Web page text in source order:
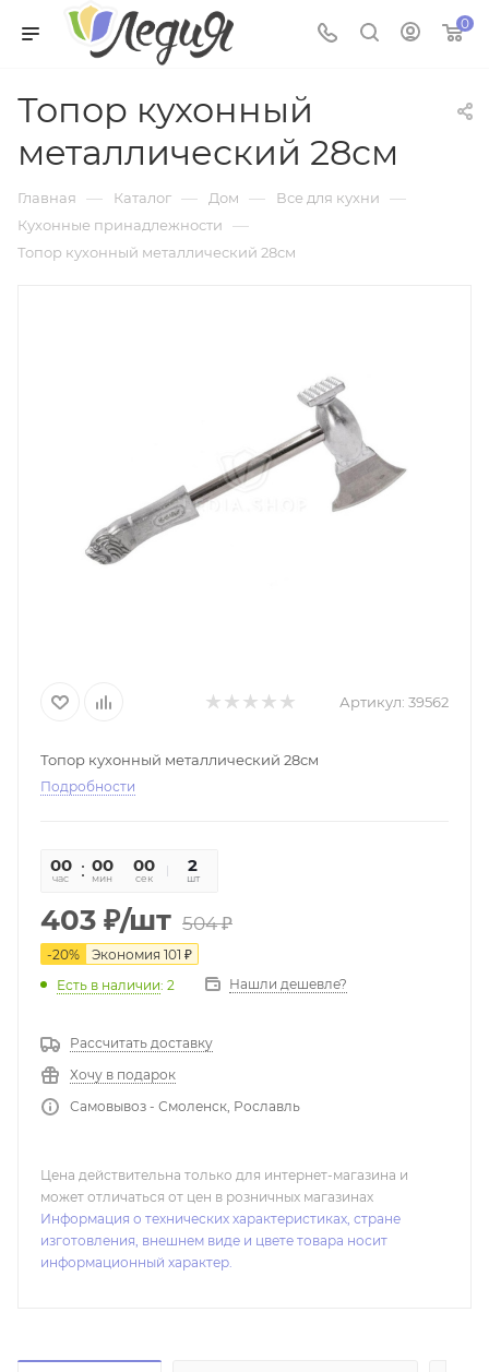
0
Топор кухонный
металлический 28см
Главная — Каталог — Дом — Все для кухни —
Кухонные принадлежности —
Топор кухонный металлический 28см
Артикул: 39562
Топор кухонный металлический 28см
Подробности
00
час
00
мин
00
сек
2
шт
403 ₽/шт 504₽
-20% Экономия 101 ₽
Есть в наличии: 2 Нашли дешевле?
Рассчитать доставку
Хочу в подарок
Самовывоз - Смоленск, Рославль
Цена действительна только для интернет-магазина и
может отличаться от цен в розничных магазинах
Информация о технических характеристиках, стране
изготовления, внешнем виде и цвете товара носит
информационный характер.